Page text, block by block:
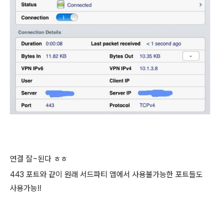
연결 잘~된다 ㅎㅎ
443 포트와 같이 원래 서드파티 앱에서 사용불가능한 포트들도
사용가능!!